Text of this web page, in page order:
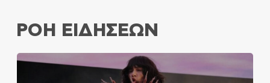
ΡΟΗ ΕΙΔΗΣΕΩΝ